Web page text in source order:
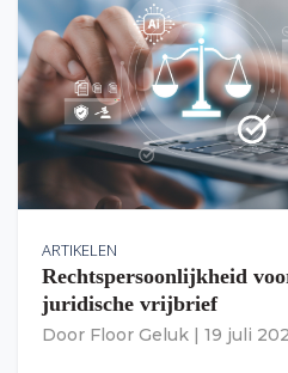
ARTIKELEN
Rechtspersoonlijkheid
juridische vrijbrief
Door Floor Geluk 19 juli